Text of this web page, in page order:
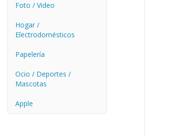
Foto / Video
Hogar /
Electrodomésticos
Papelería
Ocio / Deportes /
Mascotas
Apple